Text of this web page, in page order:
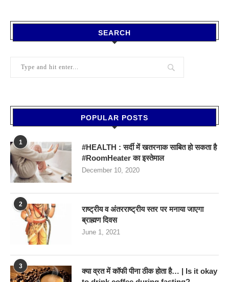
SEARCH
POPULAR POSTS
1
#HEALTH : सर्दी में खतरनाक साबित हो सकता है
#RoomHeater का इस्तेमाल
December 10, 2020
2
राष्ट्रीय व अंतरराष्ट्रीय स्तर पर मनाया जाएगा
ब्राह्मण दिवस
June 1, 2021
3
क्या व्रत में कॉफी पीना ठीक होता है… | Is it okay